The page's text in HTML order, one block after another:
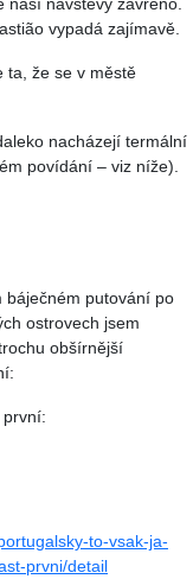
vypadá zajímavě.
ta, že se v městě
nacházejí termální
povídání – viz níže).
báječném putování po
ostrovech jsem
obšírnější
první:
to-vsak-ja-
prvni/detail